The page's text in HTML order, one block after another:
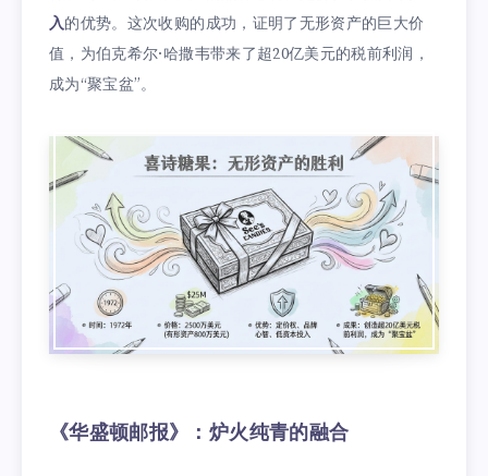
入的优势。这次收购的成功，证明了无形资产的巨大价
值，为伯克希尔·哈撒韦带来了超20亿美元的税前利润，
成为“聚宝盆”。
《华盛顿邮报》：炉火纯青的融合